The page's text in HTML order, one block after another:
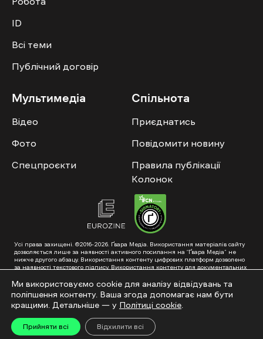
ID
Всі теми
Публічний договір
Мультимедіа
Відео
Фото
Спецпроєкти
Спільнота
Приєднатись
Повідомити новину
Правила публікації
Колонок
Усі права захищені. ©2016-2026. Ґвара Медіа. Використання матеріалів сайту
дозволяється лише за наявності активного посилання на “Ґвара Медіа” не
нижче другого абзацу. Використання контенту цифрових платформ дозволено
за наявності текстового підпису. Використання контенту для документальних
схвалення від редакції.
Суб’єкт у сфері онлайн-медіа; ідентифікатор медіа – R40-01353. Поштова
адреса: ГО «Ґвара Медіа», 61057, Харків, вул. Гоголя, 14, абонентська скринька
№7400
Підкинь нам тему на пошту – hello@gwaramedia.com
Модернізація сайту:
Ми використовуємо cookie для аналізу відвідувань та
поліпшення контенту. Ваша згода допомагає нам бути
кращими. Детальніше — у Політиці cookie
Прийняти всі Відхилити всі